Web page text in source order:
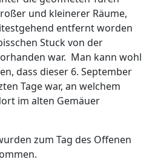
und kleinerer Räume,
entfernt worden
Stuck von der
war. Man kann wohl
dass dieser 6. September
Tage war, an welchem
im alten Gemäuer
zum Tag des Offenen